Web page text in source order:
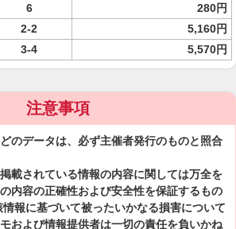
6
280円
2-2
5,160円
3-4 5,570円
注意事項
のデータは、必ず主催者発行のものと照合
載されている情報の内容に関しては万全を
内容の正確性および安全性を保証するもの
報に基づいて被ったいかなる損害について
および情報提供者は一切の責任を負いかね